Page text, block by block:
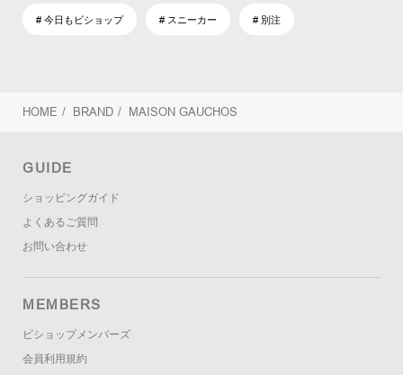
# 今日もビショップ # スニーカー # 別注
HOME / BRAND / MAISON GAUCHOS
GUIDE
ショッピングガイド
よくあるご質問
お問い合わせ
MEMBERS
ビショップメンバーズ
会員利用規約